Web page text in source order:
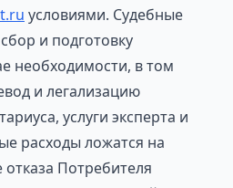
условиями. Судебные
и подготовку
необходимости, в том
и легализацию
услуги эксперта и
расходы ложатся на
Потребителя